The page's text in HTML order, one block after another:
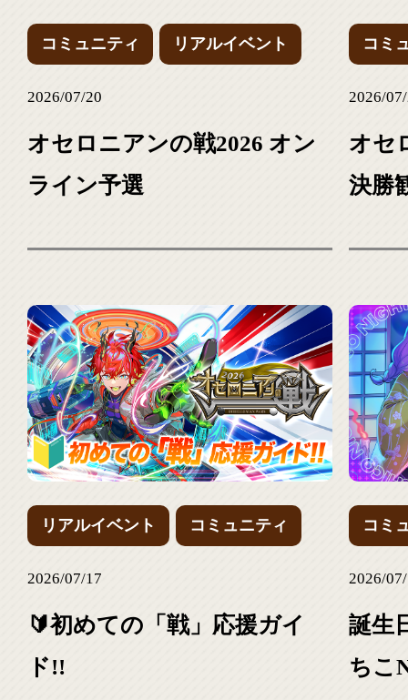
コミュニティ リアルイベント
2026/07/20
オセロニアンの戦2026 オン
ライン予選
コミ
2026/
オセ
決勝
リアルイベント コミュニティ
2026/07/17
🔰初めての「戦」応援ガイ
ド!!
コミ
2026/
誕生
ちこ